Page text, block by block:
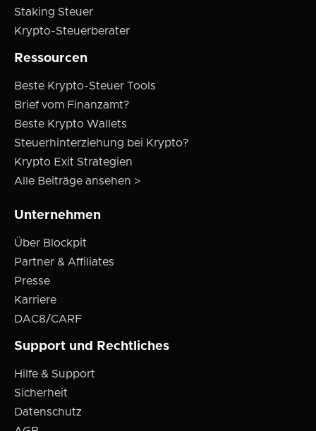
Staking Steuer
Krypto-Steuerberater
Ressourcen
Beste Krypto-Steuer Tools
Brief vom Finanzamt?
Beste Krypto Wallets
Steuerhinterziehung bei Krypto?
Krypto Exit Strategien
Alle Beiträge ansehen >
Unternehmen
Über Blockpit
Partner & Affiliates
Presse
Karriere
DAC8/CARF
Support und Rechtliches
Hilfe & Support
Sicherheit
Datenschutz